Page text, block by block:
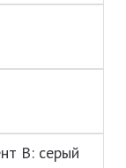
В: серый